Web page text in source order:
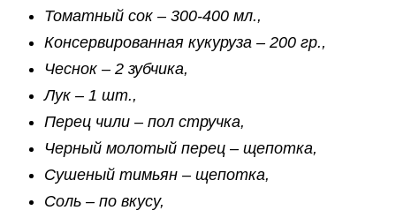
Томатный сок – 300-400 мл.,
Консервированная кукуруза – 200 гр.,
Чеснок – 2 зубчика,
Лук – 1 шт.,
Перец чили – пол стручка,
Черный молотый перец – щепотка,
Сушеный тимьян – щепотка,
Соль – по вкусу,